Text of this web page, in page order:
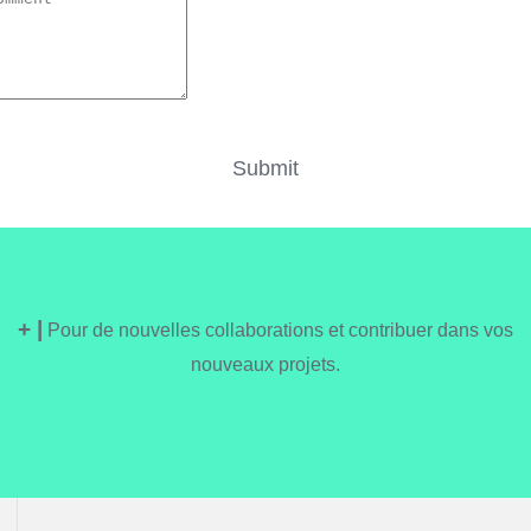
+ | Pour de nouvelles collaborations et contribuer dans vos
nouveaux projets.